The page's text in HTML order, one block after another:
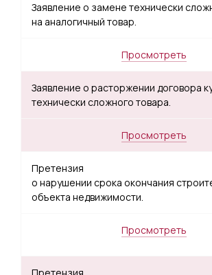
Заявление о замене технически
на аналогичный товар.
Просмотреть
Заявление о расторжении договора
технически сложного товара.
Просмотреть
Претензия
о нарушении срока окончания
объекта недвижимости.
Просмотреть